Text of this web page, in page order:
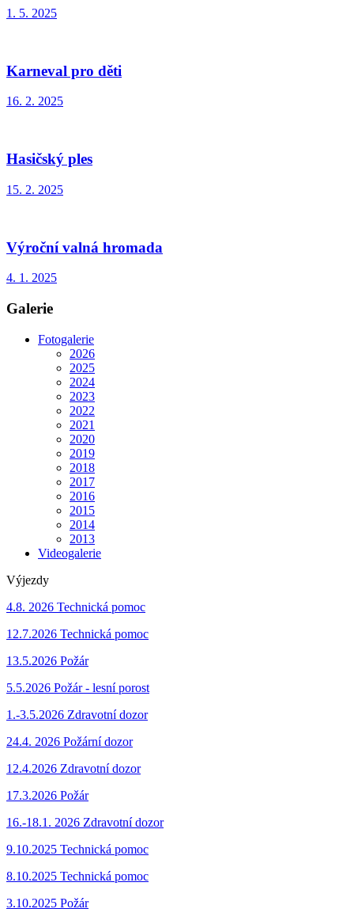
1. 5. 2025
Karneval pro děti
16. 2. 2025
Hasičský ples
15. 2. 2025
Výroční valná hromada
4. 1. 2025
Galerie
Fotogalerie
2026
2025
2024
2023
2022
2021
2020
2019
2018
2017
2016
2015
2014
2013
Videogalerie
Výjezdy
4.8. 2026 Technická pomoc
12.7.2026 Technická pomoc
13.5.2026 Požár
5.5.2026 Požár - lesní porost
1.-3.5.2026 Zdravotní dozor
24.4. 2026 Požární dozor
12.4.2026 Zdravotní dozor
17.3.2026 Požár
16.-18.1. 2026 Zdravotní dozor
9.10.2025 Technická pomoc
8.10.2025 Technická pomoc
3.10.2025 Požár